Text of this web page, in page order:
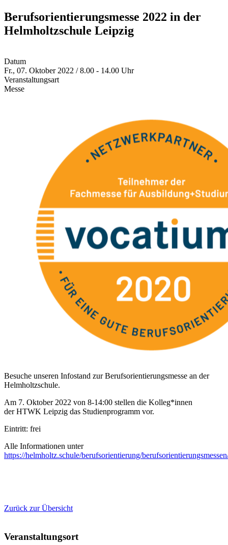
Berufsorientierungsmesse 2022 in der
Helmholtzschule Leipzig
Datum
Fr., 07. Oktober 2022 / 8.00 - 14.00 Uhr
Veranstaltungsart
Messe
Besuche unseren Infostand zur Berufsorientierungsmesse an der
Helmholtzschule.
Am 7. Oktober 2022 von 8-14:00 stellen die Kolleg*innen
der HTWK Leipzig das Studienprogramm vor.
Eintritt: frei
Alle Informationen unter
https://helmholtz.schule/berufsorientierung/
Zurück zur Übersicht
Veranstaltungsort